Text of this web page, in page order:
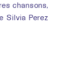
chansons,
Silvia Perez